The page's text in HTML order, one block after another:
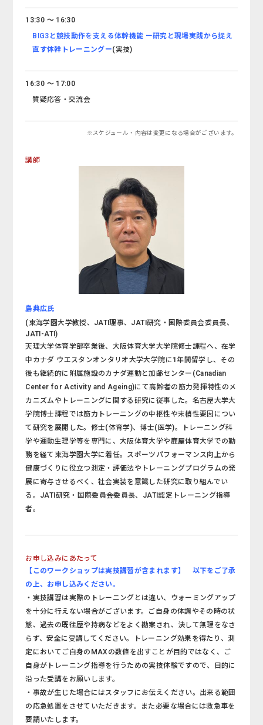
13:30 ～ 16:30
BIG3と競技動作を支える体幹機能 ー研究と現場実践から捉え
直す体幹トレーニングー(実技)
16:30 ～ 17:00
質疑応答・交流会
※スケジュール・内容は変更になる場合がございます。
講師
島典広氏
(東海学園大学教授、JATI理事、JATI研究・国際委員会委員長、
JATI-ATI)
天理大学体育学部卒業後、大阪体育大学大学院修士課程へ、在学
中カナダ ウエスタンオンタリオ大学大学院に1年間留学し、その
後も継続的に附属施設のカナダ運動と加齢センター(Canadian
Center for Activity and Ageing)にて高齢者の筋力発揮特性のメ
カニズムやトレーニングに関する研究に従事した。名古屋大学大
学院博士課程では筋力トレーニングの中枢性や末梢性要因につい
て研究を展開した。修士(体育学)、博士(医学)。トレーニング科
学や運動生理学等を専門に、大阪体育大学や鹿屋体育大学での勤
務を経て東海学園大学に着任。スポーツパフォーマンス向上から
健康づくりに役立つ測定・評価法やトレーニングプログラムの発
展に寄与させるべく、社会実装を意識した研究に取り組んでい
る。JATI研究・国際委員会委員長、JATI認定トレーニング指導
者。
お申し込みにあたって
【このワークショップは実技講習が含まれます】 以下をご了承
の上、お申し込みください。
・実技講習は実際のトレーニングとは違い、ウォーミングアップ
を十分に行えない場合がございます。ご自身の体調やその時の状
態、過去の既往歴や持病などをよく勘案され、決して無理をなさ
らず、安全に受講してください。トレーニング効果を得たり、測
定においてご自身のMAXの数値を出すことが目的ではなく、ご
自身がトレーニング指導を行うための実技体験ですので、目的に
沿った受講をお願いします。
・事故が生じた場合にはスタッフにお伝えください。出来る範囲
の応急処置をさせていただきます。また必要な場合には救急車を
要請いたします。